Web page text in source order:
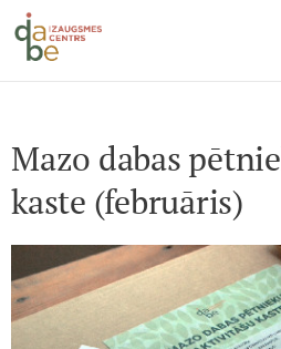
Mazo dabas
kaste (februāris)